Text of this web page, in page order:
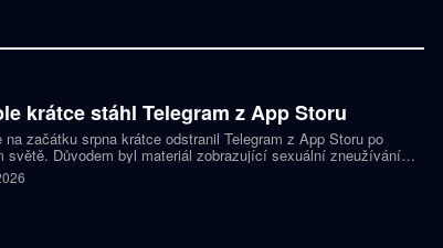
krátce stáhl Telegram z App Storu
na začátku srpna krátce odstranil Telegram z App Storu po
světě. Důvodem byl materiál zobrazující sexuální zneužívání
podle firmy sdílel jeden uživatel. Telegram účet rychle
a aplikace se ještě během stejného dne do obchodu vrátila.